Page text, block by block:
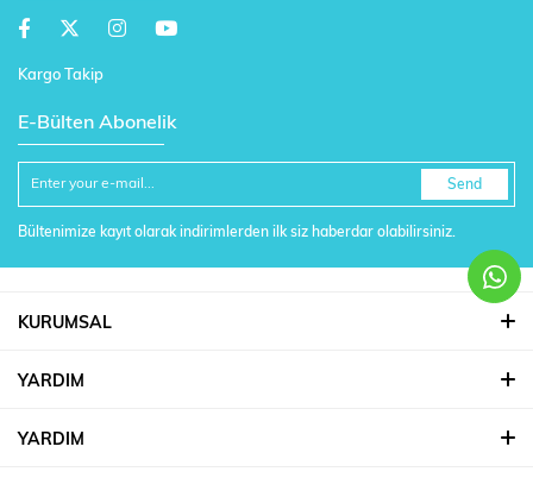
Kargo Takip
E-Bülten Abonelik
Send
Bültenimize kayıt olarak indirimlerden ilk siz haberdar olabilirsiniz.
KURUMSAL
YARDIM
YARDIM